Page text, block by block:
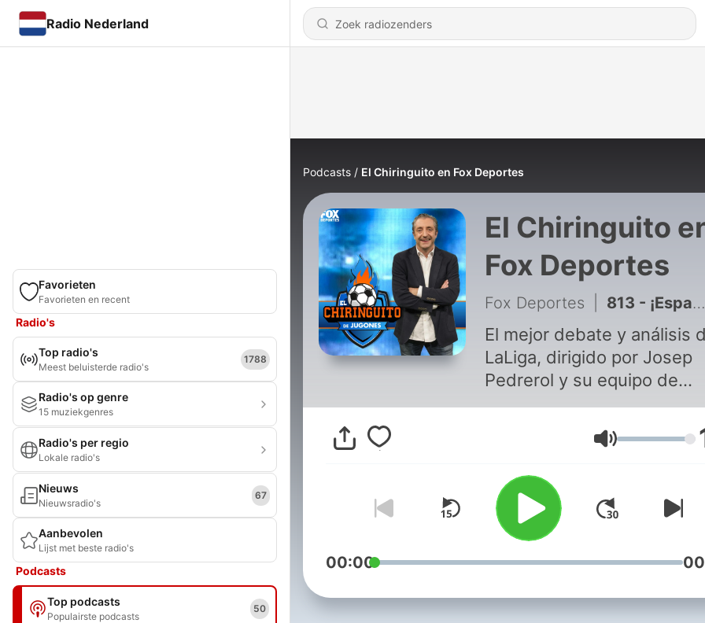
Radio Nederland
Favorieten
Favorieten en recent
Radio's
Top radio's
Meest beluisterde radio's
1788
Radio's op genre
15 muziekgenres
Radio's per regio
Lokale radio's
Nieuws
Nieuwsradio's
67
Aanbevolen
Lijst met beste radio's
Podcasts
Top podcasts
Populairste podcasts
50
Podcasts El Chiringuito en Fox Deportes
El Chiringuito
Fox Deportes
Fox Deportes 813 - ¡España es campeona del Mundo!
El mejor debate y análisis
LaLiga, dirigido por Josep
Pedrerol y su equipo de
especialistas.
Volume
00:00